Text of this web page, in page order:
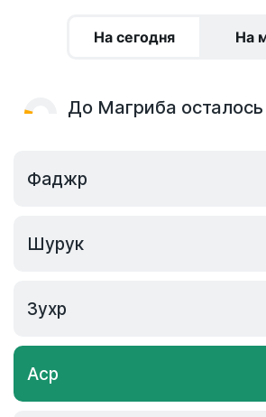
На сегодня На
До Магриба
Фаджр
Шурук
Зухр
Аср